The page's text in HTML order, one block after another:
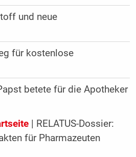
und neue
für kostenlose
betete für die Apotheker
| RELATUS-Dossier:
für Pharmazeuten